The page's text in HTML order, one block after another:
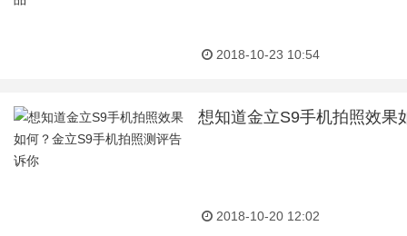
2018-10-23 10:54
想知道金立S9手机拍照效果
2018-10-20 12:02